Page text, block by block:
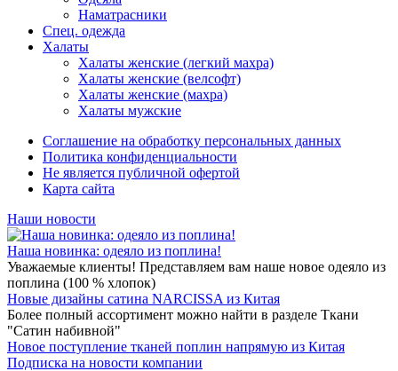
Наматрасники
Спец. одежда
Халаты
Халаты женские (легкий махра)
Халаты женские (велсофт)
Халаты женские (махра)
Халаты мужские
Соглашение на обработку персональных данных
Политика конфиденциальности
Не является публичной офертой
Карта сайта
Наши новости
Наша новинка: одеяло из поплина!
Уважаемые клиенты! Представляем вам наше новое одеяло из
поплина (100 % хлопок)
Новые дизайны сатина NARCISSA из Китая
Более полный ассортимент можно найти в разделе Ткани
"Сатин набивной"
Новое поступление тканей поплин напрямую из Китая
Подписка на новости компании